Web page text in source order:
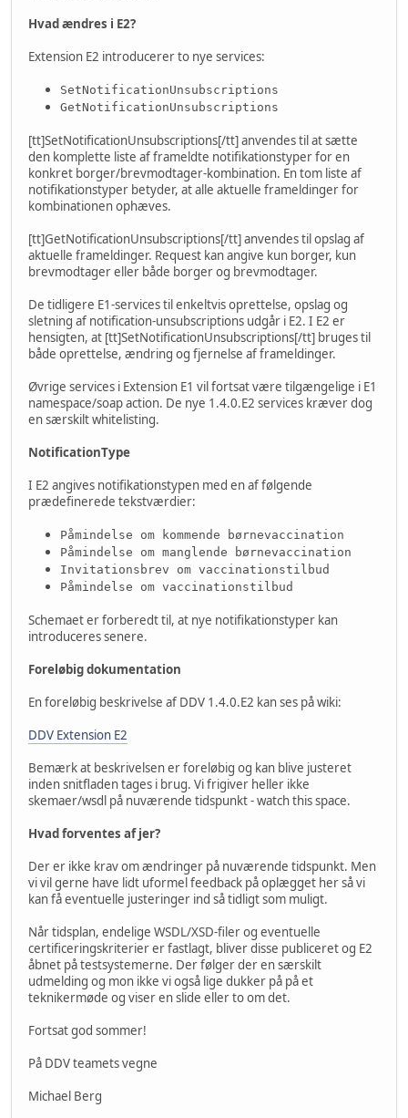
Hvad ændres i E2?
Extension E2 introducerer to nye services:
SetNotificationUnsubscriptions
GetNotificationUnsubscriptions
[tt]SetNotificationUnsubscriptions[/tt] anvendes til at sætte
den komplette liste af frameldte notifikationstyper for en
konkret borger/brevmodtager-kombination. En tom liste af
notifikationstyper betyder, at alle aktuelle frameldinger for
kombinationen ophæves.
[tt]GetNotificationUnsubscriptions[/tt] anvendes til opslag af
aktuelle frameldinger. Request kan angive kun borger, kun
brevmodtager eller både borger og brevmodtager.
De tidligere E1-services til enkeltvis oprettelse, opslag og
sletning af notification-unsubscriptions udgår i E2. I E2 er
hensigten, at [tt]SetNotificationUnsubscriptions[/tt] bruges til
både oprettelse, ændring og fjernelse af frameldinger.
Øvrige services i Extension E1 vil fortsat være tilgængelige i E1
namespace/soap action. De nye 1.4.0.E2 services kræver dog
en særskilt whitelisting.
NotificationType
I E2 angives notifikationstypen med en af følgende
prædefinerede tekstværdier:
Påmindelse om kommende børnevaccination
Påmindelse om manglende børnevaccination
Invitationsbrev om vaccinationstilbud
Påmindelse om vaccinationstilbud
Schemaet er forberedt til, at nye notifikationstyper kan
introduceres senere.
Foreløbig dokumentation
En foreløbig beskrivelse af DDV 1.4.0.E2 kan ses på wiki:
DDV Extension E2
Bemærk at beskrivelsen er foreløbig og kan blive justeret
inden snitfladen tages i brug. Vi frigiver heller ikke
skemaer/wsdl på nuværende tidspunkt - watch this space.
Hvad forventes af jer?
Der er ikke krav om ændringer på nuværende tidspunkt. Men
vi vil gerne have lidt uformel feedback på oplægget her så vi
kan få eventuelle justeringer ind så tidligt som muligt.
Når tidsplan, endelige WSDL/XSD-filer og eventuelle
certificeringskriterier er fastlagt, bliver disse publiceret og E2
åbnet på testsystemerne. Der følger der en særskilt
udmelding og mon ikke vi også lige dukker på på et
teknikermøde og viser en slide eller to om det.
Fortsat god sommer!
På DDV teamets vegne
Michael Berg